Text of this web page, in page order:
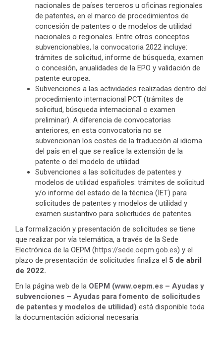
nacionales de países terceros u oficinas regionales
de patentes, en el marco de procedimientos de
concesión de patentes o de modelos de utilidad
nacionales o regionales. Entre otros conceptos
subvencionables, la convocatoria 2022 incluye:
trámites de solicitud, informe de búsqueda, examen
o concesión, anualidades de la EPO y validación de
patente europea.
Subvenciones a las actividades realizadas dentro del
procedimiento internacional PCT (trámites de
solicitud, búsqueda internacional o examen
preliminar). A diferencia de convocatorias
anteriores, en esta convocatoria no se
subvencionan los costes de la traducción al idioma
del país en el que se realice la extensión de la
patente o del modelo de utilidad.
Subvenciones a las solicitudes de patentes y
modelos de utilidad españoles: trámites de solicitud
y/o informe del estado de la técnica (IET) para
solicitudes de patentes y modelos de utilidad y
examen sustantivo para solicitudes de patentes.
La formalización y presentación de solicitudes se tiene
que realizar por vía telemática, a través de la Sede
Electrónica de la OEPM (https://sede.oepm.gob.es) y el
plazo de presentación de solicitudes finaliza el 5 de abril
de 2022.
En la página web de la OEPM (www.oepm.es – Ayudas y
subvenciones – Ayudas para fomento de solicitudes
de patentes y modelos de utilidad) está disponible toda
la documentación adicional necesaria.